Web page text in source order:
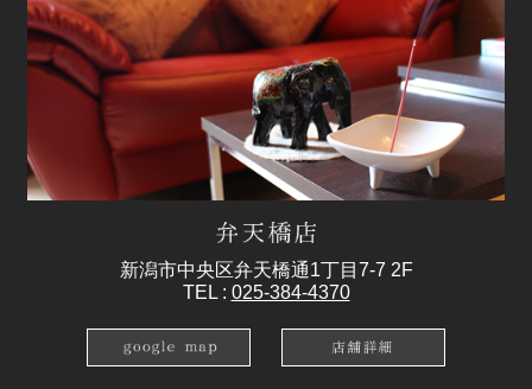
新潟市中央区弁天橋通1丁目7-7 2F
TEL : 025-384-4370